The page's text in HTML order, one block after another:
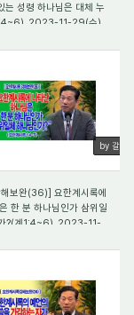
는 성령 하나님은 대체 누
11-29(수)
by 갈렙
보완(36)] 요한계시록에
한 분 하나님인가 삼위일
?(계1:4~6)_2023-11-